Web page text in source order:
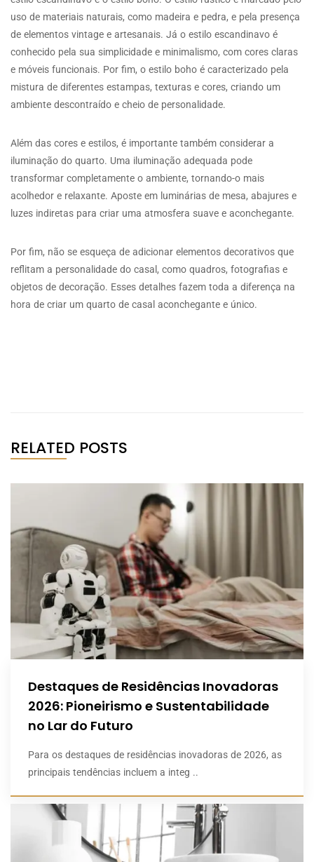
uso de materiais naturais, como madeira e pedra, e pela presença
de elementos vintage e artesanais. Já o estilo escandinavo é
conhecido pela sua simplicidade e minimalismo, com cores claras
e móveis funcionais. Por fim, o estilo boho é caracterizado pela
mistura de diferentes estampas, texturas e cores, criando um
ambiente descontraído e cheio de personalidade.
Além das cores e estilos, é importante também considerar a
iluminação do quarto. Uma iluminação adequada pode
transformar completamente o ambiente, tornando-o mais
acolhedor e relaxante. Aposte em luminárias de mesa, abajures e
luzes indiretas para criar uma atmosfera suave e aconchegante.
Por fim, não se esqueça de adicionar elementos decorativos que
reflitam a personalidade do casal, como quadros, fotografias e
objetos de decoração. Esses detalhes fazem toda a diferença na
hora de criar um quarto de casal aconchegante e único.
RELATED POSTS
Destaques de Residências Inovadoras
2026: Pioneirismo e Sustentabilidade
no Lar do Futuro
Para os destaques de residências inovadoras de 2026, as
principais tendências incluem a integ ..